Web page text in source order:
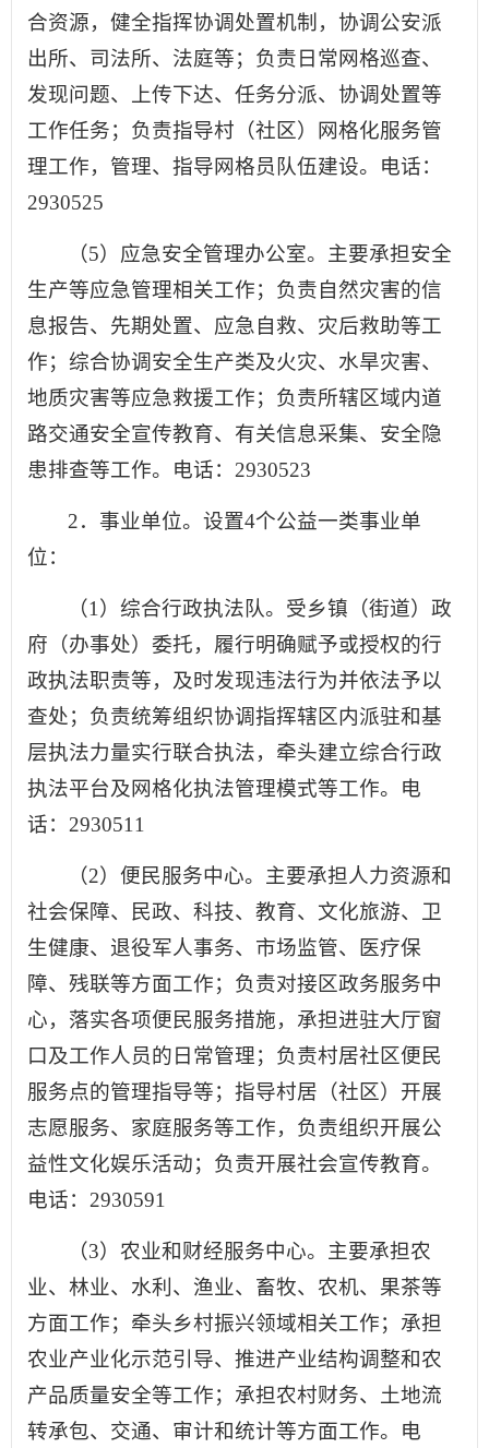
合资源，健全指挥协调处置机制，协调公安派
出所、司法所、法庭等；负责日常网格巡查、
发现问题、上传下达、任务分派、协调处置等
工作任务；负责指导村（社区）网格化服务管
理工作，管理、指导网格员队伍建设。电话：
2930525
（5）应急安全管理办公室。主要承担安全
生产等应急管理相关工作；负责自然灾害的信
息报告、先期处置、应急自救、灾后救助等工
作；综合协调安全生产类及火灾、水旱灾害、
地质灾害等应急救援工作；负责所辖区域内道
路交通安全宣传教育、有关信息采集、安全隐
患排查等工作。电话：2930523
2．事业单位。设置4个公益一类事业单
位：
（1）综合行政执法队。受乡镇（街道）政
府（办事处）委托，履行明确赋予或授权的行
政执法职责等，及时发现违法行为并依法予以
查处；负责统筹组织协调指挥辖区内派驻和基
层执法力量实行联合执法，牵头建立综合行政
执法平台及网格化执法管理模式等工作。电
话：2930511
（2）便民服务中心。主要承担人力资源和
社会保障、民政、科技、教育、文化旅游、卫
生健康、退役军人事务、市场监管、医疗保
障、残联等方面工作；负责对接区政务服务中
心，落实各项便民服务措施，承担进驻大厅窗
口及工作人员的日常管理；负责村居社区便民
服务点的管理指导等；指导村居（社区）开展
志愿服务、家庭服务等工作，负责组织开展公
益性文化娱乐活动；负责开展社会宣传教育。
电话：2930591
（3）农业和财经服务中心。主要承担农
业、林业、水利、渔业、畜牧、农机、果茶等
方面工作；牵头乡村振兴领域相关工作；承担
农业产业化示范引导、推进产业结构调整和农
产品质量安全等工作；承担农村财务、土地流
转承包、交通、审计和统计等方面工作。电